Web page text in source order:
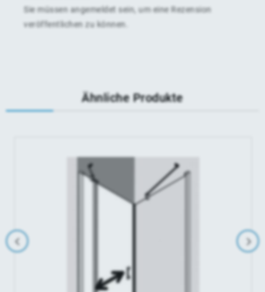
Sie müssen angemeldet sein, um eine Rezension
veröffentlichen zu können.
Ähnliche Produkte